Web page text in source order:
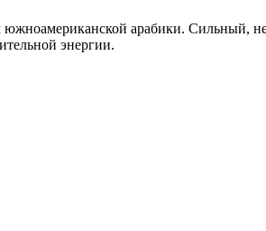
арабики. Сильный,
энергии.